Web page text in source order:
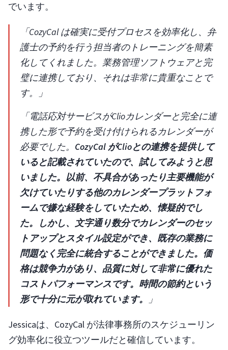
でいます。
「CozyCal は確実に受付プロセスを効率化し、弁
護士の予約を行う担当者のトレーニングを簡素
化してくれました。業務管理ソフトウェアと完
璧に連携しており、それは非常に貴重なことで
す。」
「電話応対サービスがClioカレンダーと完全に連
携した形で予約を受け付けられるカレンダーが
必要でした。 CozyCal がClioとの連携を提供して
いると記載されていたので、試してみようと思
いました。以前、不具合があったり主要機能が
欠けていたりする他のカレンダープラットフォ
ームで嫌な経験をしていたため、懐疑的でし
た。しかし、文字通り数分でカレンダーのセッ
トアップとスタイル設定ができ、既存の業務に
問題なく完全に統合することができました。価
格は競争力があり、品質に対して非常に優れた
コストパフォーマンスです。時間の節約という
形で十分に元が取れています。
」
Jessicaは、CozyCal が法律事務所のスケジューリン
グ効率化に役立つツールだと確信しています。